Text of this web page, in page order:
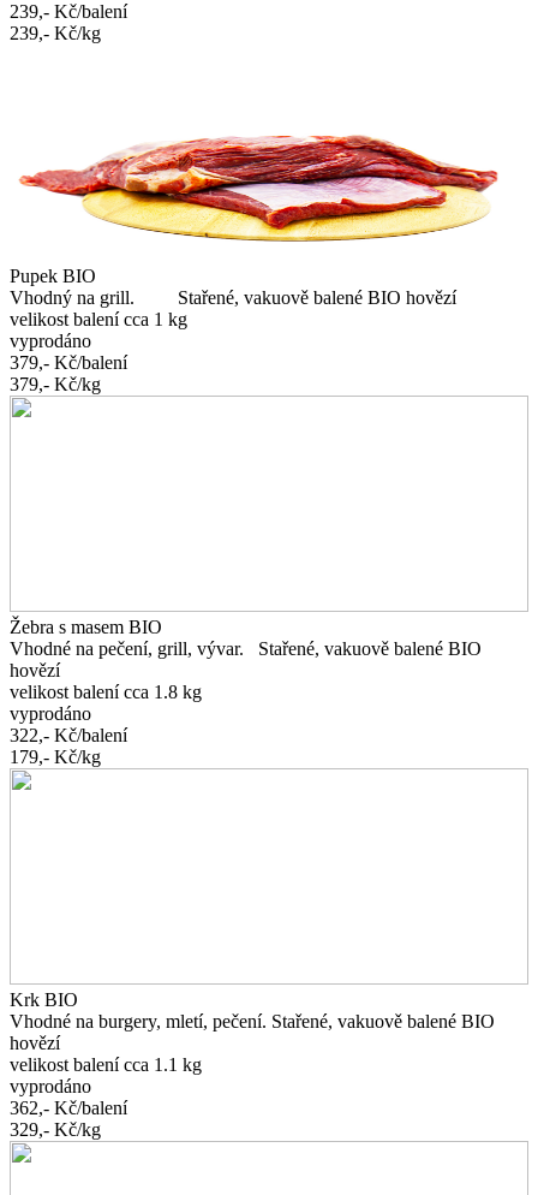
239,- Kč/balení
239,- Kč/kg
Pupek BIO
Vhodný na grill. Stařené, vakuově balené BIO hovězí
velikost balení cca 1 kg
vyprodáno
379,- Kč/balení
379,- Kč/kg
Žebra s masem BIO
Vhodné na pečení, grill, vývar. Stařené, vakuově balené BIO
hovězí
velikost balení cca 1.8 kg
vyprodáno
322,- Kč/balení
179,- Kč/kg
Krk BIO
Vhodné na burgery, mletí, pečení. Stařené, vakuově balené BIO
hovězí
velikost balení cca 1.1 kg
vyprodáno
362,- Kč/balení
329,- Kč/kg